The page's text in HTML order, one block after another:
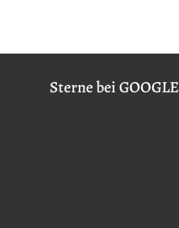
Sterne bei GOOGLE